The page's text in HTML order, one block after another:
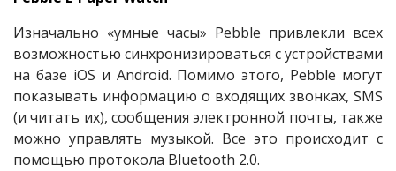
Изначально «умные часы» Pebble привлекли всех
возможностью синхронизироваться с устройствами
на базе iOS и Android. Помимо этого, Pebble могут
показывать информацию о входящих звонках, SMS
(и читать их), сообщения электронной почты, также
можно управлять музыкой. Все это происходит с
помощью протокола Bluetooth 2.0.